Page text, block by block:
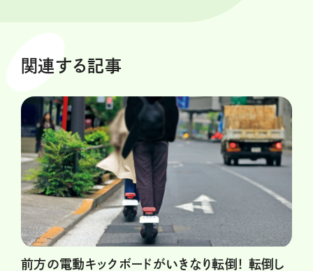
関連する記事
前方の電動キックボードがいきなり転倒！ 転倒し